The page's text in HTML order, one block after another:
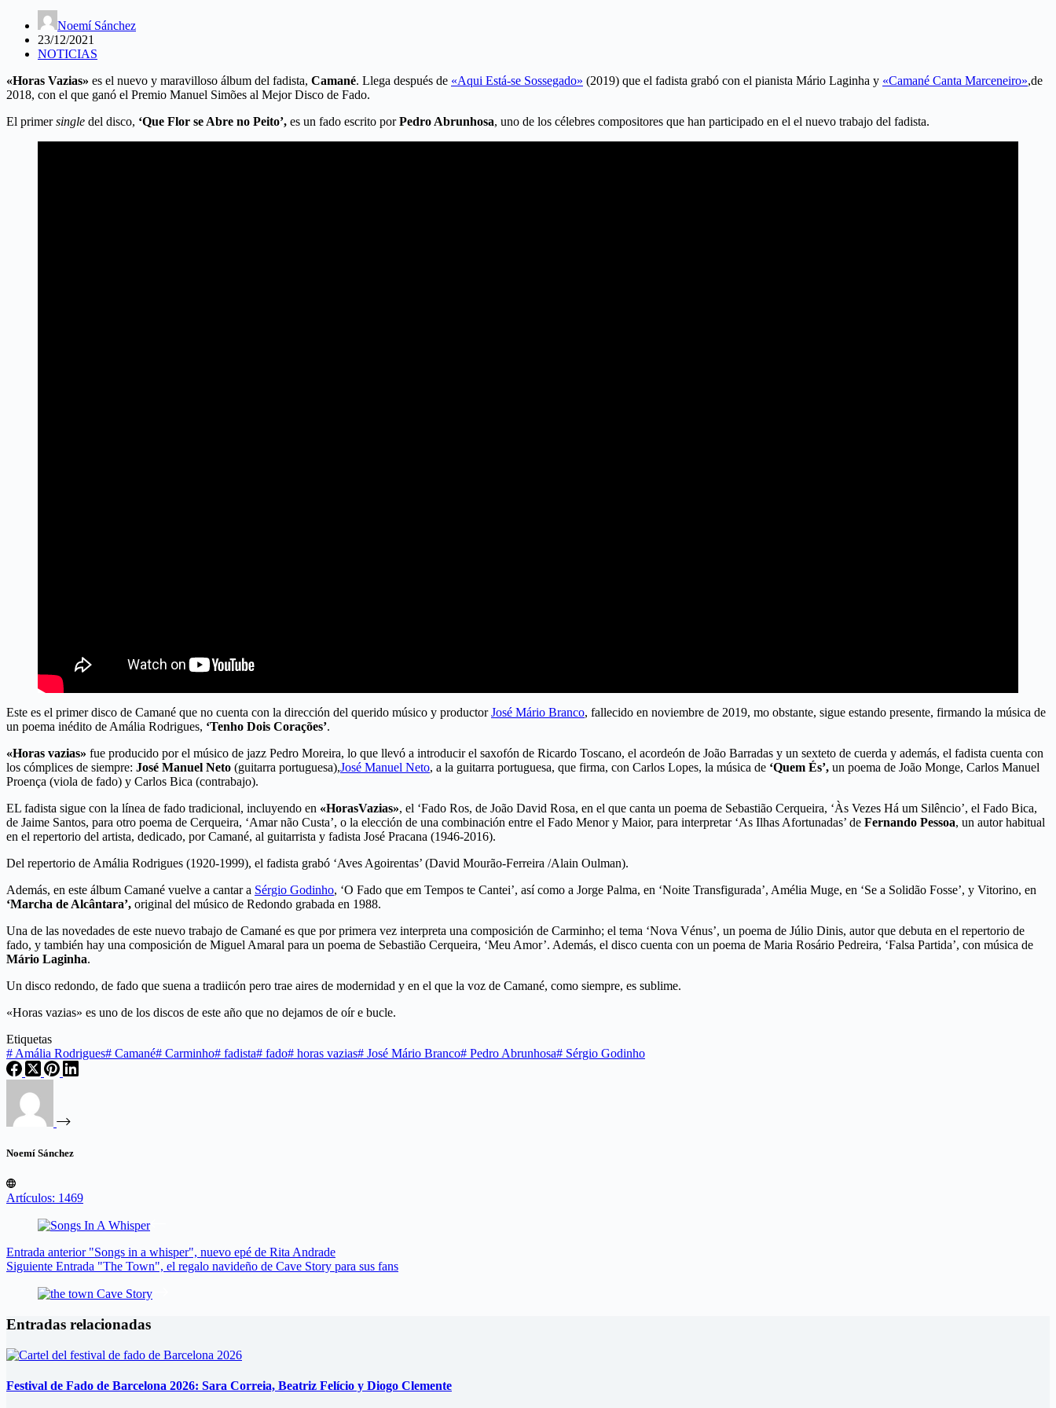
Noemí Sánchez
23/12/2021
NOTICIAS
«Horas Vazias» es el nuevo y maravilloso álbum del fadista, Camané. Llega después de «Aqui Está-se Sossegado» (2019) que el fadista grabó con el pianista Mário Laginha y «Camané Canta Marceneiro»,de
2018, con el que ganó el Premio Manuel Simões al Mejor Disco de Fado.
El primersingle del disco, ‘Que Flor se Abre no Peito’, es un fado escrito porPedro Abrunhosa, uno de los célebres compositores que han participado en el el nuevo trabajo del fadista.
Este es el primer disco de Camané que no cuenta con la dirección del querido músico y productorJosé Mário Branco, fallecido en noviembre de 2019, mo obstante, sigue estando presente, firmando la música de
un poema inédito de Amália Rodrigues, ‘Tenho Dois Corações’.
«Horas vazias» fue producido por el músico de jazz Pedro Moreira, lo que llevó a introducir el saxofón de Ricardo Toscano, el acordeón de João Barradas y un sexteto de cuerda y además, el fadista cuenta con
los cómplices de siempre: José Manuel Neto (guitarra portuguesa),José Manuel Neto, a la guitarra portuguesa, que firma, con Carlos Lopes, la música de ‘Quem És’, un poema de João Monge, Carlos Manuel
Proença (viola de fado) y Carlos Bica (contrabajo).
EL fadista sigue con la línea de fado tradicional, incluyendo en «HorasVazias», el ‘Fado Ros, de João David Rosa, en el que canta un poema de Sebastião Cerqueira, ‘Às Vezes Há um Silêncio’, el Fado Bica,
de Jaime Santos, para otro poema de Cerqueira, ‘Amar não Custa’, o la elección de una combinación entre el Fado Menor y Maior, para interpretar ‘As Ilhas Afortunadas’ de Fernando Pessoa, un autor habitual
en el repertorio del artista, dedicado, por Camané, al guitarrista y fadista José Pracana (1946-2016).
Del repertorio de Amália Rodrigues (1920-1999), el fadista grabó ‘Aves Agoirentas’ (David Mourão-Ferreira /Alain Oulman).
Además, en este álbum Camané vuelve a cantar a Sérgio Godinho, ‘O Fado que em Tempos te Cantei’, así como a Jorge Palma, en ‘Noite Transfigurada’, Amélia Muge, en ‘Se a Solidão Fosse’, y Vitorino, en
‘Marcha de Alcântara’, original del músico de Redondo grabada en 1988.
Una de las novedades de este nuevo trabajo de Camané es que por primera vez interpreta una composición de Carminho; el tema ‘Nova Vénus’, un poema de Júlio Dinis, autor que debuta en el repertorio de
fado, y también hay una composición de Miguel Amaral para un poema de Sebastião Cerqueira, ‘Meu Amor’. Además, el disco cuenta con un poema de Maria Rosário Pedreira, ‘Falsa Partida’, con música de
Mário Laginha.
Un disco redondo, de fado que suena a tradiicón pero trae aires de modernidad y en el que la voz de Camané, como siempre, es sublime.
«Horas vazias» es uno de los discos de este año que no dejamos de oír e bucle.
Etiquetas
# Amália Rodrigues# Camané# Carminho# fadista# fado# horas vazias# José Mário Branco# Pedro Abrunhosa# Sérgio Godinho
Noemí Sánchez
Artículos: 1469
Entrada anterior "Songs in a whisper", nuevo epé de Rita Andrade
Siguiente Entrada "The Town", el regalo navideño de Cave Story para sus fans
Entradas relacionadas
Festival de Fado de Barcelona 2026: Sara Correia, Beatriz Felício y Diogo Clemente